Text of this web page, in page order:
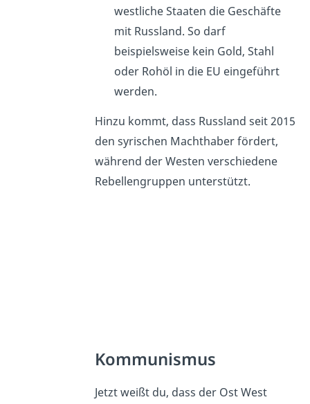
westliche Staaten die Geschäfte
mit Russland. So darf
beispielsweise kein Gold, Stahl
oder Rohöl in die EU eingeführt
werden.
Hinzu kommt, dass Russland seit 2015
den syrischen Machthaber fördert,
während der Westen verschiedene
Rebellengruppen unterstützt.
Kommunismus
Jetzt weißt du, dass der Ost West